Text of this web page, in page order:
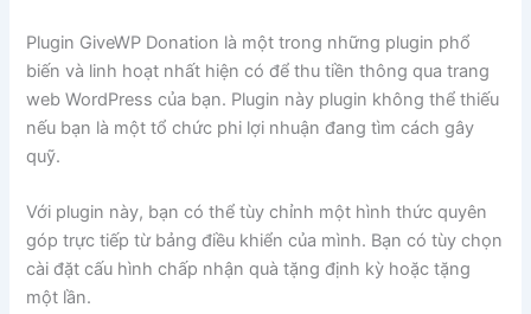
Plugin GiveWP Donation là một trong những plugin phổ
biến và linh hoạt nhất hiện có để thu tiền thông qua trang
web WordPress của bạn. Plugin này plugin không thể thiếu
nếu bạn là một tổ chức phi lợi nhuận đang tìm cách gây
quỹ.
Với plugin này, bạn có thể tùy chỉnh một hình thức quyên
góp trực tiếp từ bảng điều khiển của mình. Bạn có tùy chọn
cài đặt cấu hình chấp nhận quà tặng định kỳ hoặc tặng
một lần.